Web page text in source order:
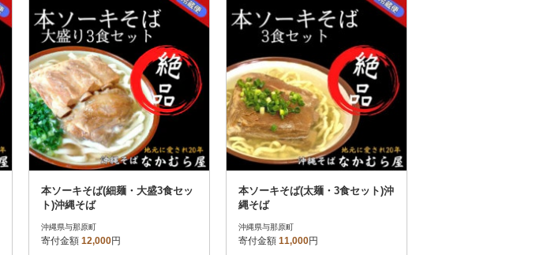
本ソーキそば(細麺・大盛3食セッ
ト)沖縄そば
沖縄県与那原町
寄付金額 12,000円
本ソーキそば(太麺・3食セット)沖
縄そば
沖縄県与那原町
寄付金額 11,000円